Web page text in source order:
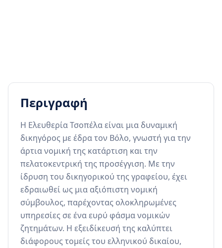
Περιγραφή
Η Ελευθερία Τσοπέλα είναι μια δυναμική
δικηγόρος με έδρα τον Βόλο, γνωστή για την
άρτια νομική της κατάρτιση και την
πελατοκεντρική της προσέγγιση. Με την
ίδρυση του δικηγορικού της γραφείου, έχει
εδραιωθεί ως μια αξιόπιστη νομική
σύμβουλος, παρέχοντας ολοκληρωμένες
υπηρεσίες σε ένα ευρύ φάσμα νομικών
ζητημάτων. Η εξειδίκευσή της καλύπτει
διάφορους τομείς του ελληνικού δικαίου,